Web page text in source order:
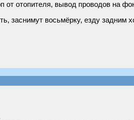
отопителя, вывод проводов на
заснимут восьмёрку, езду задним